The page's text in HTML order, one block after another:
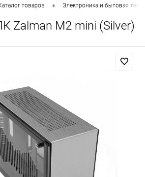
товаров • Электроника и бытовая
Zalman M2 mini (Silver)